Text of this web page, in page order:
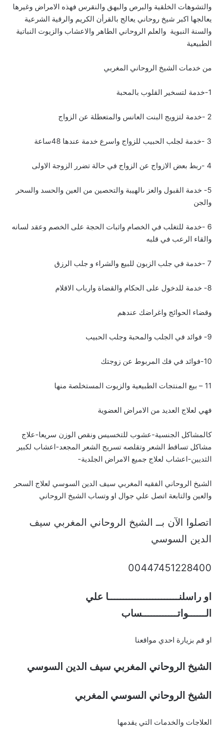
والتشوهات الخلقية والبرص والبهق والنقرس فهذه الامراض وغيرها
يعالجها اكبر شيخ روحاني يعالج بالقرأن الكريم والرقية الشرعية
والسنة النبوية والعلم الروحاني الطاهر والاعشاب والزيوت النباتية
الطبيعية
من خدمات الشيخ الروحاني المغربي
1-خدمة لتسخير القلوب بالمحبة
2 -خدمة لتزويج البنت العانس والمتعطلة عن الزواج
3 -خدمة لجلب الحبيب للزواج واسرع خدمة عندها 48ساعة
4 -ربط بعض الازواج عن الزواج في حالة تضرر الزوجة الاولى
5- خدمة القبول والعز ىالهيبة والتحصين من العين والحسد والسحر
والجن
6 -خدمة للتغلب في الخصام واثبات الحجة على الخصم وعقد لسانه
والقاء الرعب في قلبه
7 -خدمة في جلب الزبون للبيع والشراء و جلب الرزق
8- خدمة للدخول على الحكام والقضاة وارباب الاقلام
وقضاء الحوائج واغراضك عندهم
9- فوائد في الجلب والمحبة وجلب الحبيب
10-فوائد في فك المربوط عن زوجتك
11 – بيع المنتجات الطبيعية والزيوت المستخلصة منها
فهي لعلاج العديد من الامراض العضوية
كالمشاكل الجنسية-عشوب للتخسيس ونقص الوزن سريعا-علاج
مشاكل تساقط الشعر وتقلصه تسريح الشعر المجعد-اعشاب لكبير
الثديين-اعشاب لعلاج جميع الامراض الجلدية-
الشيخ الروحاني الفقيه المغربي سيف الدين السوسي لعلاج السحر
والعين والتابعة اتصل علي جوال او وتساب الشيخ الروحاني
اتصلوا الآن بــ الشيخ الروحاني المغربي سيف
الدين السوسي
00447451228400
او راسلنــــــــــــــــــــــــا علي
الــــــواتــــــــــــساب
او قم بزيارة احدي مواقعنا
الشيخ الروحاني المغربي سيف الدين السوسي
الشيخ الروحاني السوسي المغربي
العلاجات والخدمات التي يقدمها